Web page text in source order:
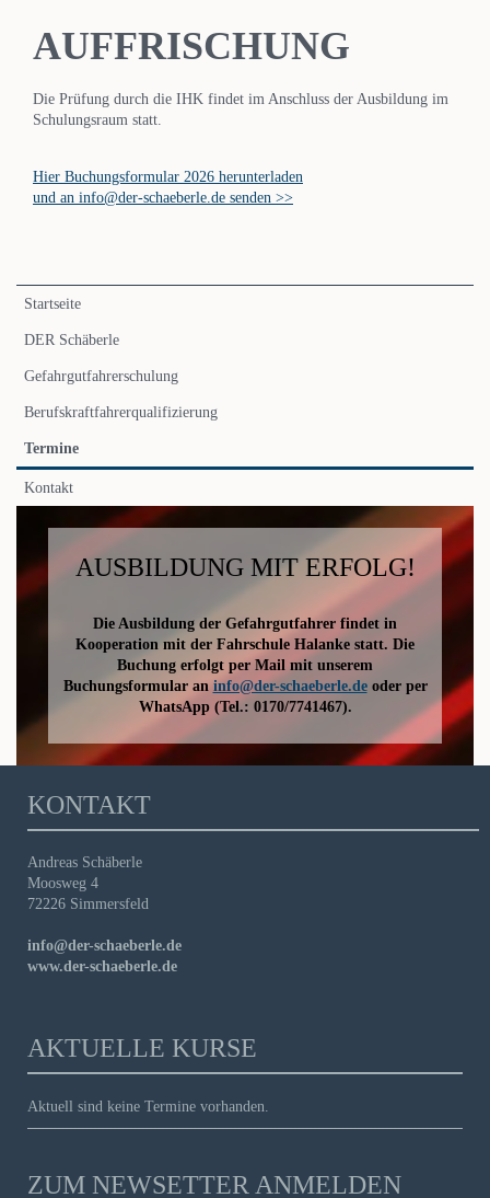
AUFFRISCHUNG
Die Prüfung durch die IHK findet im Anschluss der Ausbildung im
Schulungsraum statt.
Hier Buchungsformular 2026 herunterladen
und an info@der-schaeberle.de senden >>
Navigation
Startseite
DER Schäberle
Gefahrgutfahrerschulung
Berufskraftfahrerqualifizierung
Termine
Kontakt
AUSBILDUNG MIT ERFOLG!
Die Ausbildung der Gefahrgutfahrer findet in
Kooperation mit der Fahrschule Halanke statt. Die
Buchung erfolgt per Mail mit unserem
Buchungsformular an info@der-schaeberle.deoder per
WhatsApp (Tel.: 0170/7741467).
KONTAKT
Andreas Schäberle
Moosweg 4
72226 Simmersfeld
info@der-schaeberle.de
www.der-schaeberle.de
AKTUELLE KURSE
Aktuell sind keine Termine vorhanden.
ZUM NEWSETTER ANMELDEN